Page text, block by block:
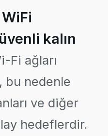
kalın
Fi ağları
bu nedenle
ve diğer
hedeflerdir.